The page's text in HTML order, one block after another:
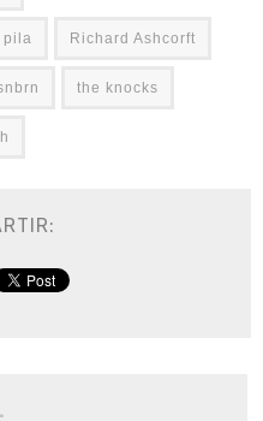
pila Richard Ashcorft
the knocks